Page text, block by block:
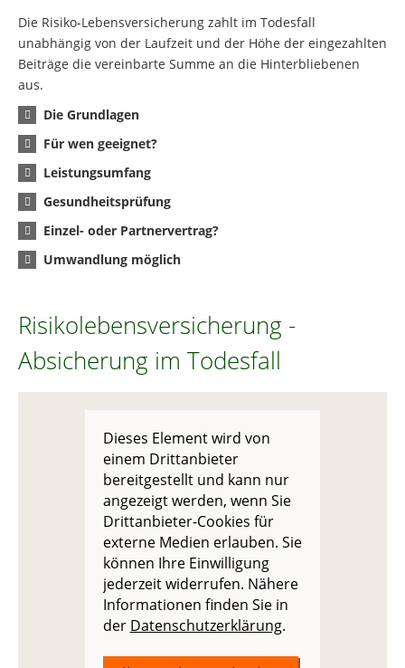
Die Risiko-Lebensversicherung zahlt im Todesfall
unabhängig von der Laufzeit und der Höhe der eingezahlten
Beiträge die vereinbarte Summe an die Hinterbliebenen
aus.
Die Grundlagen
Für wen geeignet?
Leistungsumfang
Gesundheitsprüfung
Einzel- oder Partnervertrag?
Umwandlung möglich
Risikolebensversicherung -
Absicherung im Todesfall
Dieses Element wird von
einem Drittanbieter
bereitgestellt und kann nur
angezeigt werden, wenn Sie
Drittanbieter-Cookies für
externe Medien erlauben. Sie
können Ihre Einwilligung
jederzeit widerrufen. Nähere
Informationen finden Sie in
der Datenschutzerklärung.
Vergleich und Angebot Risikolebensversicherung